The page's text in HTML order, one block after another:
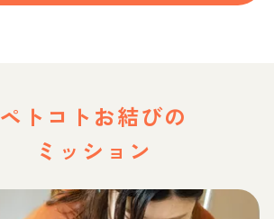
ペトコトお結びの
ミッション